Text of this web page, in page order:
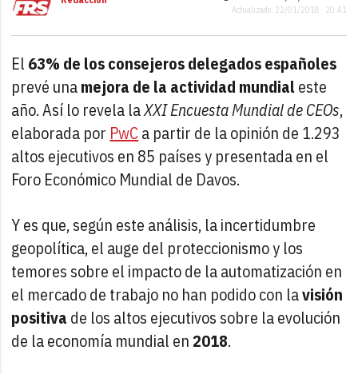
Actualizado: 22/01/2018 · 20:41
El 63% de los consejeros delegados españoles
prevé unamejora de la actividad mundialeste
año. Así lo revela laXXI Encuesta Mundial de CEOs,
elaborada por PwCa partir de la opinión de 1.293
altos ejecutivos en 85 países y presentada en el
Foro Económico Mundial de Davos.
Y es que, según este análisis, la incertidumbre
geopolítica, el auge del proteccionismo y los
temores sobre el impacto de la automatización en
el mercado de trabajo no han podido con lavisión
positiva de los altos ejecutivos sobre la evolución
de la economía mundial en2018.